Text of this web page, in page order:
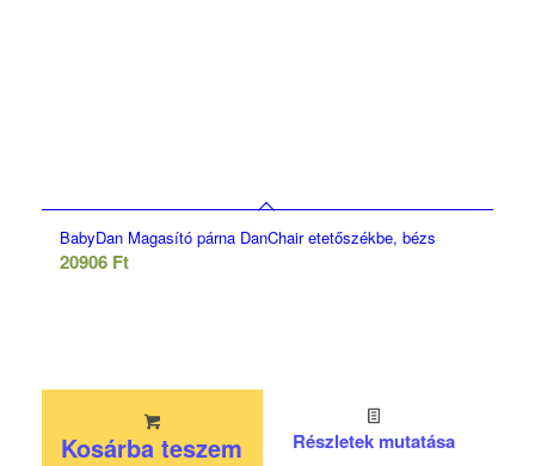
BabyDan Magasító párna DanChair etetőszékbe, bézs
20906 Ft
Kosárba teszem Részletek mutatása